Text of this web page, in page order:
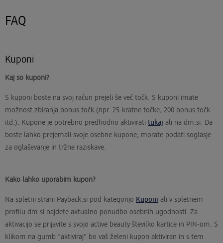
FAQ
Kuponi
Kaj so kuponi?
S kuponi boste na svoj račun prejeli še več točk. S kuponi imate
možnost zbiranja bonus točk (npr. 25-kratne točke, 200 bonus točk
itd.). Kupone je potrebno predhodno aktivirati tukaj ali na dm.si. Da
boste lahko prejemali svoje osebne kupone, morate podati soglasje
za oglaševanje in tržne raziskave.
Kako lahko uporabim kupon?
Na spletni strani Payback.si pod kategorijo Kuponi ali v spletnem
profilu dm.si najdete aktualno ponudbo osebnih ugodnosti. Za
aktivacijo se prijavite s svojo active beauty številko kartice in PIN-om. S
klikom na gumb "aktiviraj" bo vaš želeni kupon aktiviran in s tem